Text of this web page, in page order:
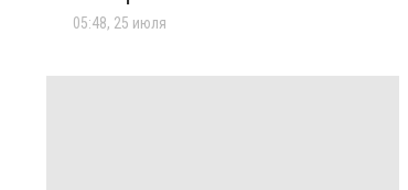
05:48, 25 июля